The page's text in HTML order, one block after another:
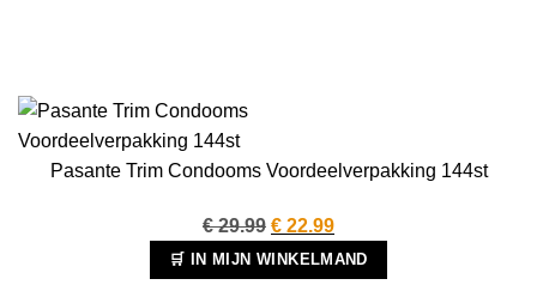
Pasante Trim Condooms Voordeelverpakking 144st
€29.99 Oorspronkelijke
prijs
was:
€ 22.99Huidige
prijs
is:
🛒 IN MIJN WINKELMAND